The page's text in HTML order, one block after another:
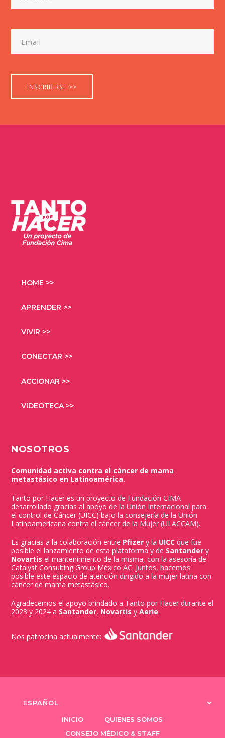
HOME >>
APRENDER >>
VIVIR >>
CONECTAR >>
ACCIONAR >>
VIDEOTECA >>
NOSOTROS
Comunidad activa contra el cáncer de mama
metastásico en Latinoamérica.
Tanto por Hacer es un proyecto de Fundación CIMA
desarrollado gracias al apoyo de la Unión Internacional para
el control de Cáncer (UICC) bajo la consejería de la Unión
Latinoamericana contra el cáncer de la Mujer (ULACCAM).
Es gracias a la colaboración entre Pfizer y la UICC que fue
posible el lanzamiento de esta plataforma y de Santander y
Novartis el mantenimiento de la misma, con la asesoría de
Catalyst Consulting Group México AC. Juntos, hacemos
posible este espacio de atención dirigido a la mujer latina con
cáncer de mama metastásico.
Agradecemos el apoyo brindado a Tanto por Hacer durante el
2023 y 2024 a Santander, Novartis yAerie.
Nos patrocina actualmente:
Elegir
INICIO
QUIENES SOMOS
CONSEJO MÉDICO & STAFF